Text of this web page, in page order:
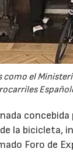
el
la bicicleta,
Foro de